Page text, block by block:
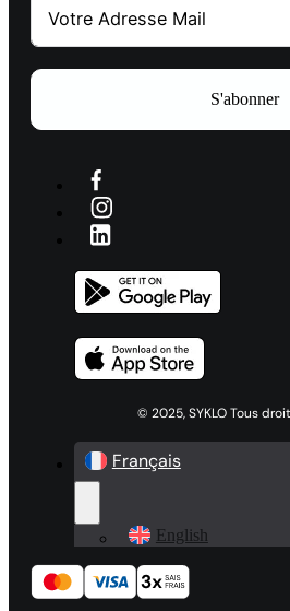
S'abonner
© 2025, SYKLO Tous
Français
English